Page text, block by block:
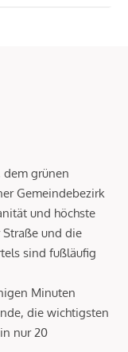
dem grünen
Gemeindebezirk
und höchste
und die
sind fußläufig
Minuten
die wichtigsten
nur 20